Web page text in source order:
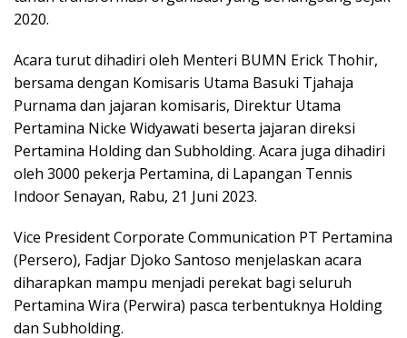
2020.
Acara turut dihadiri oleh Menteri BUMN Erick Thohir,
bersama dengan Komisaris Utama Basuki Tjahaja
Purnama dan jajaran komisaris, Direktur Utama
Pertamina Nicke Widyawati beserta jajaran direksi
Pertamina Holding dan Subholding. Acara juga dihadiri
oleh 3000 pekerja Pertamina, di Lapangan Tennis
Indoor Senayan, Rabu, 21 Juni 2023.
Vice President Corporate Communication PT Pertamina
(Persero), Fadjar Djoko Santoso menjelaskan acara
diharapkan mampu menjadi perekat bagi seluruh
Pertamina Wira (Perwira) pasca terbentuknya Holding
dan Subholding.